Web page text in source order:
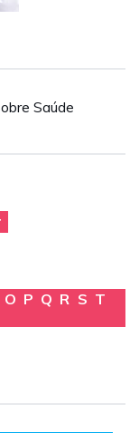
Saúde
O P Q R S T